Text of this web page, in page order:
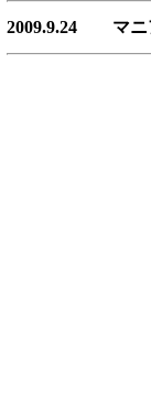
2009.9.24 マニ